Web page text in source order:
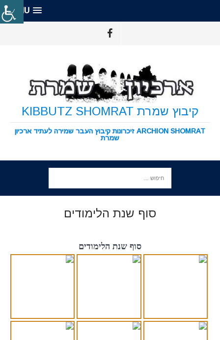
MENU
קיבוץ שמרת KIBBUTZ SHOMRAT
ARCHION SHOMRAT זיכרונות קיבוץ העבר שמירה לעתיד ארכיון
שמרת
סוף שנת הלימודים
סוף שנת הלימודים